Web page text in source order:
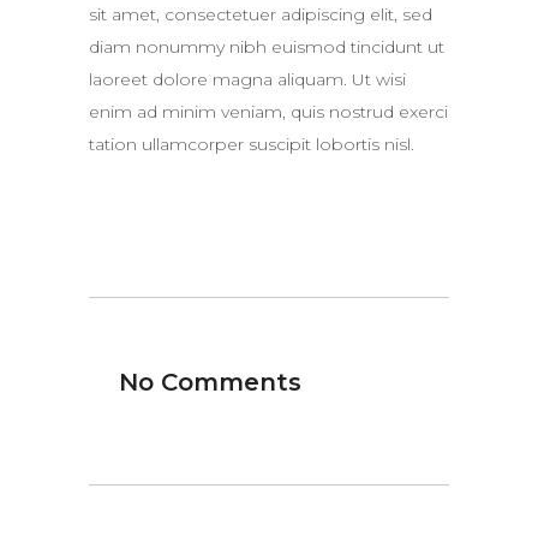
sit amet, consectetuer adipiscing elit, sed
diam nonummy nibh euismod tincidunt ut
laoreet dolore magna aliquam. Ut wisi
enim ad minim veniam, quis nostrud exerci
tation ullamcorper suscipit lobortis nisl.
No Comments